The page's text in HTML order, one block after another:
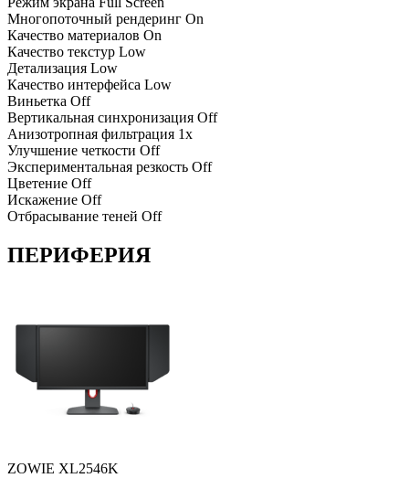
Многопоточный рендеринг On
Качество материалов On
Качество текстур Low
Детализация Low
Качество интерфейса Low
Виньетка Off
Вертикальная синхронизация Off
Анизотропная фильтрация 1x
Улучшение четкости Off
Экспериментальная резкость Off
Цветение Off
Искажение Off
Отбрасывание теней Off
ПЕРИФЕРИЯ
ZOWIE XL2546K